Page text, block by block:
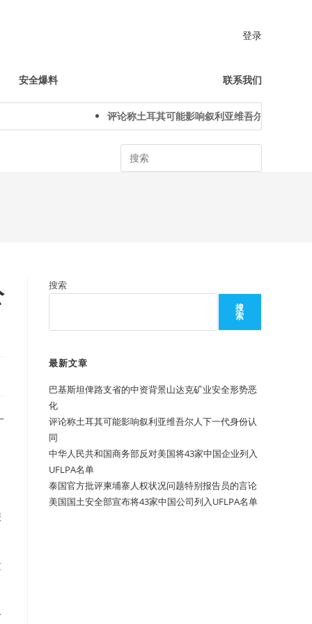
登录
安全爆料 联系我们
评论称土耳其可能影响叙利亚维吾尔人下一代身份
Search
搜索
搜
索
最新文章
巴基斯坦俾路支省的中资背景山达克矿业安全形势恶
化
评论称土耳其可能影响叙利亚维吾尔人下一代身份认
同
中华人民共和国商务部反对美国将43家中国企业列入
UFLPA名单
泰国官方批评柬埔寨人权状况问题特别报告员的言论
美国国土安全部宣布将43家中国公司列入UFLPA名单